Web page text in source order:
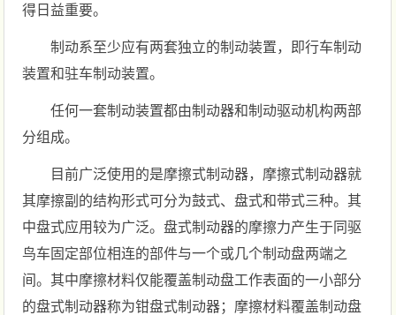
得日益重要。
制动系至少应有两套独立的制动装置，即行车制动
装置和驻车制动装置。
任何一套制动装置都由制动器和制动驱动机构两部
分组成。
目前广泛使用的是摩擦式制动器，摩擦式制动器就
其摩擦副的结构形式可分为鼓式、盘式和带式三种。其
中盘式应用较为广泛。盘式制动器的摩擦力产生于同驱
鸟车固定部位相连的部件与一个或几个制动盘两端之
间。其中摩擦材料仅能覆盖制动盘工作表面的一小部分
的盘式制动器称为钳盘式制动器；摩擦材料覆盖制动盘